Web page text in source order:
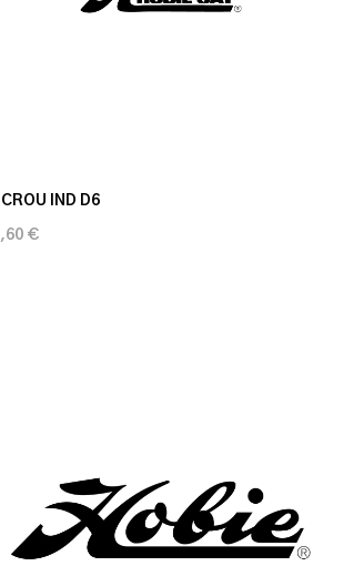
IND D6
€